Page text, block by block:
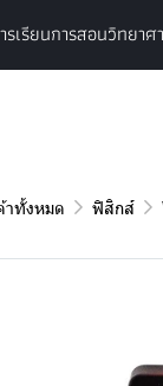
เรียนการสอนวิทยาศ
าทั้งหมด ฟิสิกส์